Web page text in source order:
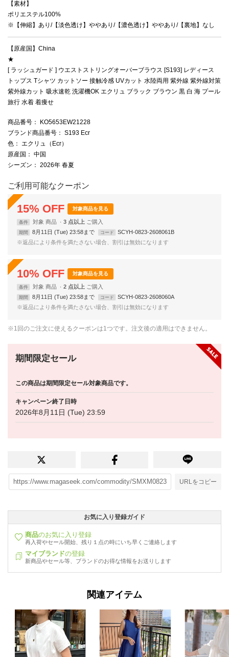
【素材】
ポリエステル100%
※【伸縮】あり/【淡色透け】ややあり/【濃色透け】ややあり/【裏地】なし
【原産国】China
★
[ ラッシュガード ] ウエストストリングオーバーブラウス [S193] レディース
トップス Tシャツ カットソー 接触冷感 UVカット 水陸両用 紫外線 紫外線対策
紫外線カット 吸水速乾 洗濯機OK エクリュ ブラック ブラウン 黒 白 海 プール
旅行 水着 着痩せ
商品番号 ： KO5653EW21228
ブランド商品番号 ： S193 Ecr
色 ： エクリュ（Ecr）
原産国 ： 中国
シーズン ： 2026年 春夏
ご利用可能なクーポン
15% OFF 対象商品を見る
条件 対象 商品 3 点以上
期間 8月11日 (Tue) 23:58まで コード
SCYH-0823-2608061B
※返品により条件を満たさない場合、割引は無効になります
10% OFF 対象商品を見る
条件 対象 商品 2 点以上
期間 8月11日 (Tue) 23:58まで コード
SCYH-0823-2608060A
※返品により条件を満たさない場合、割引は無効になります
※1回のご注文に使えるクーポンは1つです。注文後の適用はできません。
期間限定セール
この商品は期間限定セール対象商品です。
キャンペーン終了日時
2026年8月11日 (Tue) 23:59
URLをコピー
お気に入り登録ガイド
商品のお気に入り登録
再入荷やセール開始、残り１点の時にいち早くご連絡します
マイブランドの登録
新商品やセール等、ブランドのお得な情報をお送りします
関連アイテム